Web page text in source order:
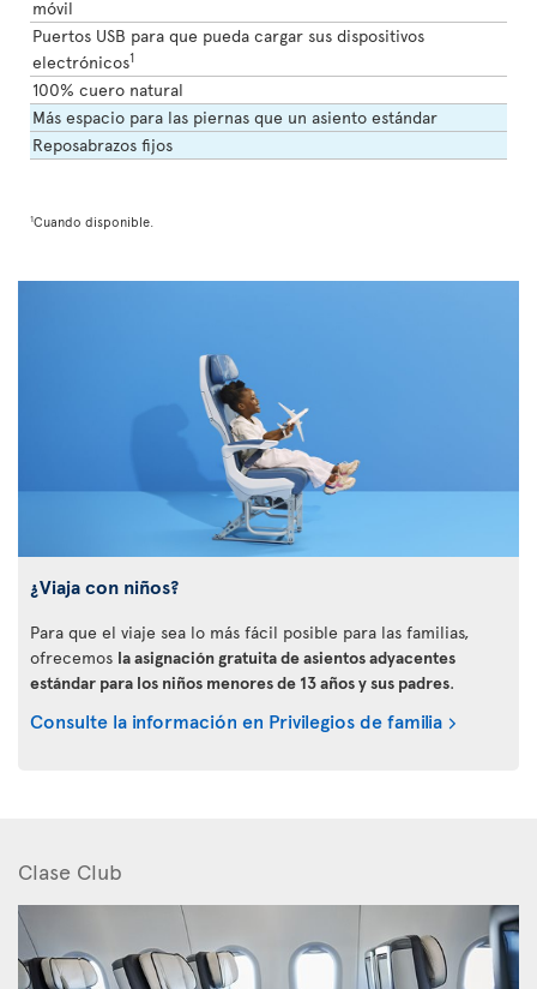
móvil
Puertos USB para que pueda cargar sus dispositivos
electrónicos1
100% cuero natural
Más espacio para las piernas que un asiento estándar
Reposabrazos fijos
1Cuando disponible.
¿Viaja con niños?
Para que el viaje sea lo más fácil posible para las familias,
ofrecemos la asignación gratuita de asientos adyacentes
estándar para los niños menores de 13 años y sus padres.
Consulte la información en Privilegios de familia
Clase Club